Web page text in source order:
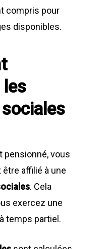
compris pour
disponibles.
les
pensionné, vous
affilié à une
. Cela
exercez une
temps partiel.